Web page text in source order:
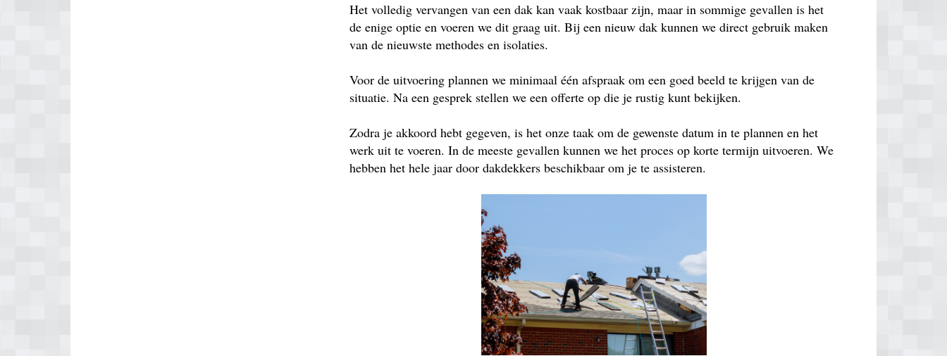
Het volledig vervangen van een dak kan vaak kostbaar zijn, maar in sommige gevallen is het
de enige optie en voeren we dit graag uit. Bij een nieuw dak kunnen we direct gebruik maken
van de nieuwste methodes en isolaties.
Voor de uitvoering plannen we minimaal één afspraak om een goed beeld te krijgen van de
situatie. Na een gesprek stellen we een offerte op die je rustig kunt bekijken.
Zodra je akkoord hebt gegeven, is het onze taak om de gewenste datum in te plannen en het
werk uit te voeren. In de meeste gevallen kunnen we het proces op korte termijn uitvoeren. We
hebben het hele jaar door dakdekkers beschikbaar om je te assisteren.